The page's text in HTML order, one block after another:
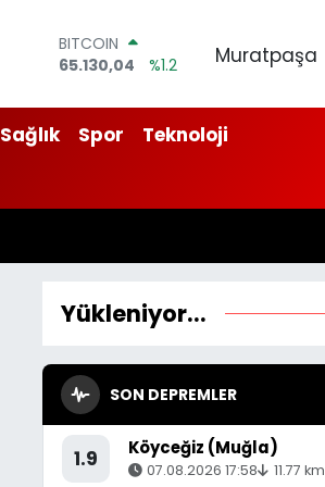
BITCOIN
65.130,04
%1.2
47,7106
%0.17
EURO
55,1652
BİST100
Muratpaşa
Sağlık Spor
Teknoloji
Yükleniyor...
SON DEPREMLER
1.9 Köyceğiz (Muğla)
07.08.2026 17:58 11.77 km